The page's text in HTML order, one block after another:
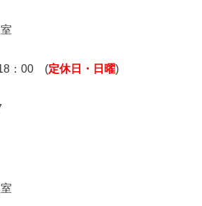
18：00 (定休日・日曜)